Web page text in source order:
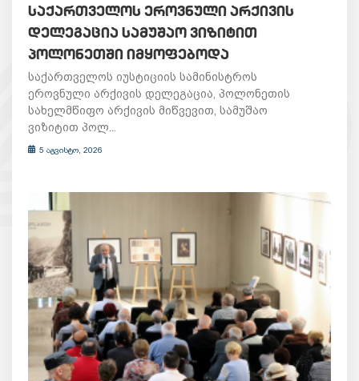
ᲡᲐᲥᲐᲠᲗᲕᲔᲚᲝᲡ ᲔᲠᲝᲕᲜᲣᲚᲘ ᲐᲠᲥᲘᲕᲘᲡ
ᲓᲔᲚᲔᲒᲐᲪᲘᲐ ᲡᲐᲛᲣᲨᲐᲝ ᲕᲘᲖᲘᲢᲘᲗ
ᲞᲝᲚᲝᲜᲔᲗᲨᲘ ᲘᲛᲧᲝᲤᲔᲑᲝᲓᲐ
საქართველოს იუსტიციის სამინისტროს
ეროვნული არქივის დელეგაცია, პოლონეთის
სახელმწიფო არქივის მიწვევით, სამუშაო
ვიზიტით პოლ...
5 აგვისტო, 2026